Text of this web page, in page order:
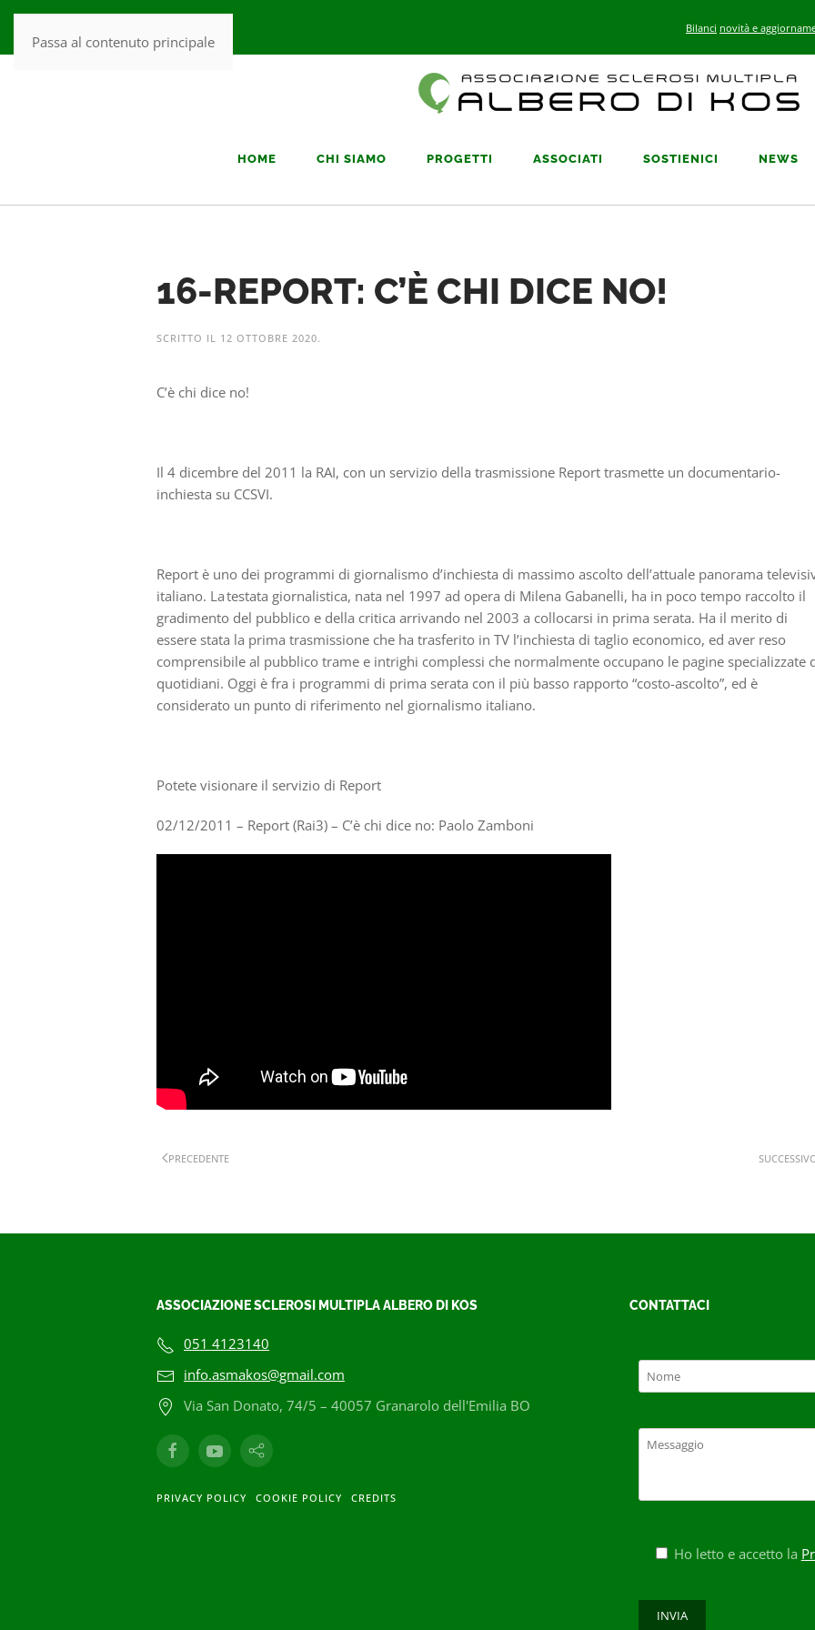
Passa al contenuto principale
Bilanci novità e
HOME CHI SIAMO PROGETTI ASSOCIATI SOSTIENICI NEWS
16-REPORT: C’È CHI DICE NO!
SCRITTO IL 12 OTTOBRE 2020.
C’è chi dice no!
Il 4 dicembre del 2011 la RAI, con un servizio della trasmissione Report trasmette un documentario-
inchiesta su CCSVI.
Report è uno dei programmi di giornalismo d’inchiesta di massimo ascolto dell’attuale panorama
italiano. La testata giornalistica, nata nel 1997 ad opera di Milena Gabanelli, ha in poco tempo raccolto il
gradimento del pubblico e della critica arrivando nel 2003 a collocarsi in prima serata. Ha il merito di
essere stata la prima trasmissione che ha trasferito in TV l’inchiesta di taglio economico, ed aver reso
comprensibile al pubblico trame e intrighi complessi che normalmente occupano le pagine specializzate
quotidiani. Oggi è fra i programmi di prima serata con il più basso rapporto “costo-ascolto”, ed è
considerato un punto di riferimento nel giornalismo italiano.
Potete visionare il servizio di Report
02/12/2011 – Report (Rai3) – C’è chi dice no: Paolo Zamboni
PRECEDENTE
ASSOCIAZIONE SCLEROSI MULTIPLA ALBERO DI KOS
051 4123140
info.asmakos@gmail.com
Via San Donato, 74/5 – 40057 Granarolo dell'Emilia BO
PRIVACY POLICY COOKIE POLICY CREDITS
CONTATTACI
Ho letto e accetto la